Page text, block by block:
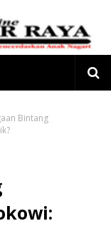
Bintang